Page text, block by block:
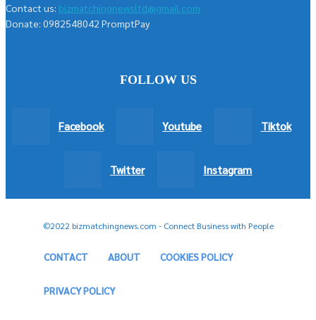
Contact us: bizmatchingnewsltd@gmail.com
Donate: 0982548042 PromptPay
FOLLOW US
Facebook Youtube Tiktok
Twitter Instagram
©2022 bizmatchingnews.com - Connect Business with People
CONTACT ABOUT COOKIES POLICY
PRIVACY POLICY